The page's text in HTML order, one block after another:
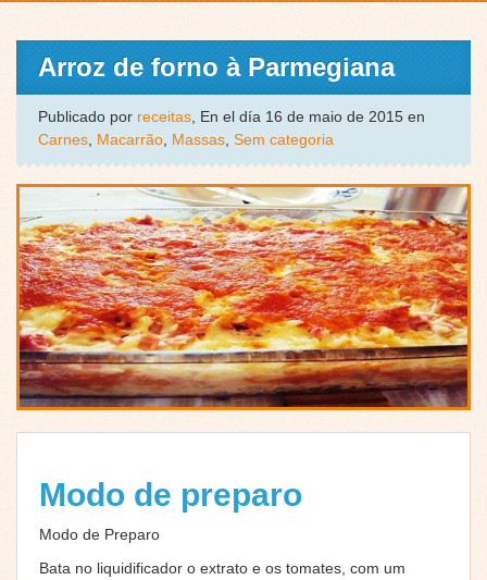
Arroz de forno à Parmegiana
Publicado por receitas , En el día 16 de maio de 2015 en
Carnes Macarrão Massas Sem categoria
Modo de preparo
Modo de Preparo
Bata no liquidificador o extrato e os tomates, com um